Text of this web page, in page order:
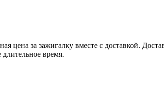
цена за зажигалку вместе с доставкой.
время.